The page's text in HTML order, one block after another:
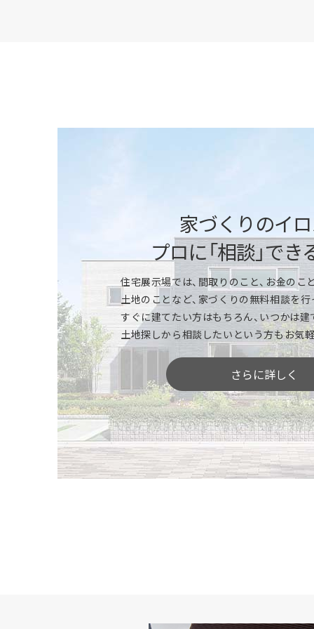
家づくりのイ
プロに「相談」でき
住宅展示場では、間取りのこと、お金のこ
土地のことなど、家づくりの無料相談を行
すぐに建てたい方はもちろん、いつかは建
土地探しから相談したいという方もお気
さらに詳しく
ータだけではわかりにくい快適性を実感で
「標準仕様」を体感
特別感のあるモデルハウスも、一条ならほと
所、浴室、トイレ、収納やインテリア、外壁
ください。機能性、デザイン性、カラーや
いただけます。※商品により標準仕様は異
「間取りや広さ」を体感
空間の広がりや奥行き感、部屋と部屋のつな
りにくい広さや間取り、動線などをご体感い
部屋と部屋を行き来したり、ご家族でじっ
を見つけてください。